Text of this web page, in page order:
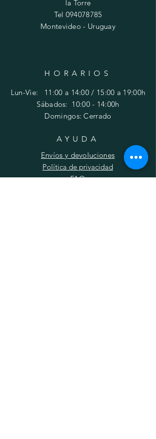
la Torre
Tel 094078785
Montevideo - Uruguay
HORARIOS
Lun-Vie: 11:00 a 14:00 / 15:00 a 19:00h
​​Sábados: 10:00 - 14:00h
Domingos: Cerrado
AYUDA
Envíos y devoluciones
Política de privacidad
FAQ